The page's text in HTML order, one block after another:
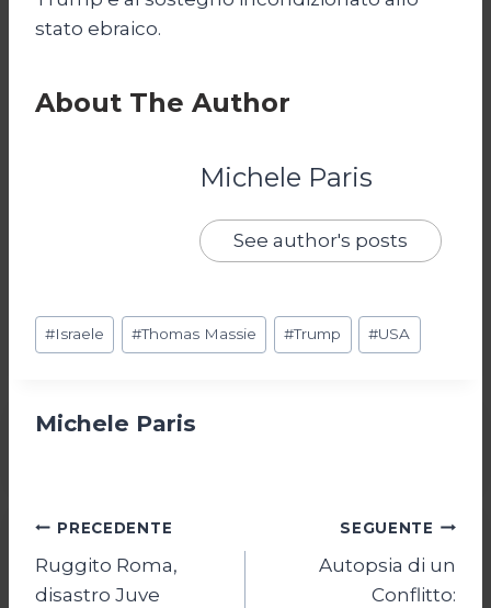
stato ebraico.
About The Author
Michele Paris
See author's posts
Tag
articolo:
#Israele #Thomas Massie #Trump #USA
Michele Paris
Navigazione
articoli
PRECEDENTE
Ruggito Roma,
disastro Juve
SEGUENTE
Autopsia di un
Conflitto: